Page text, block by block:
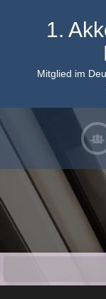
1.
Mitglied im